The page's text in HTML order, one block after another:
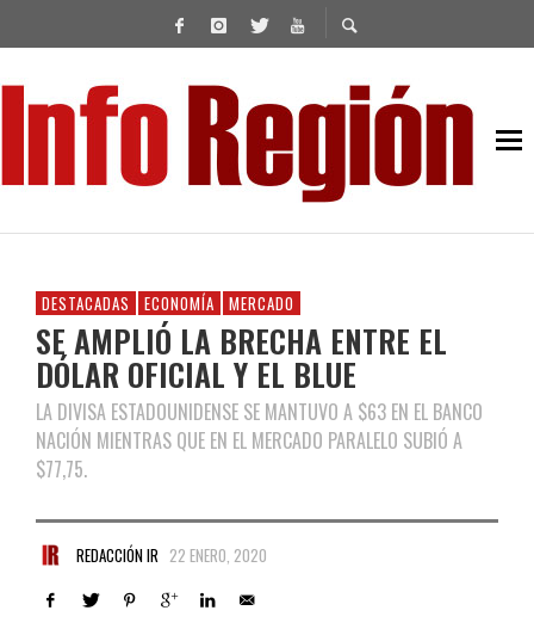
DESTACADAS ECONOMÍA MERCADO
SE AMPLIÓ LA BRECHA ENTRE EL
DÓLAR OFICIAL Y EL BLUE
LA DIVISA ESTADOUNIDENSE SE MANTUVO A $63 EN EL BANCO
NACIÓN MIENTRAS QUE EN EL MERCADO PARALELO SUBIÓ A
$77,75.
REDACCIÓN IR 22 ENERO, 2020